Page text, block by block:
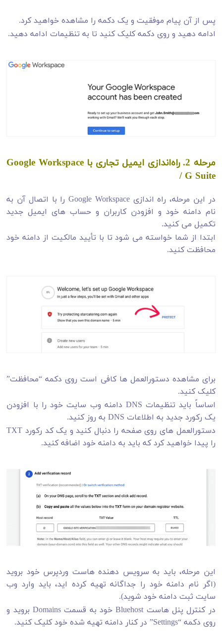
پس از آن پیام موفقیت و یک دکمه را مشاهده خواهید کرد.
ادامه دهید و روی دکمه کلیک کنید تا به تنظیمات ادامه دهید.
مرحله 2. راه‌اندازی ایمیل تجاری با Google Workspace
/ G Suite
در این مرحله، راه اندازی Google Workspace را با اتصال آن به
نام دامنه خود و افزودن کاربران و حساب های ایمیل جدید
تکمیل می کنید.
ابتدا از شما خواسته می شود تا با تأیید مالکیت از دامنه خود
محافظت کنید.
برای مشاهده دستورالعمل ها کافی است روی دکمه “محافظت”
کلیک کنید.
اساساً باید تنظیمات DNS دامنه وب سایت خود را با افزودن
یک رکورد جدید به اطلاعات DNS به روز کنید.
دستورالعمل های روی صفحه را دنبال کنید و یک کد رکورد TXT
را پیدا خواهید کرد که باید به دامنه خود اضافه کنید.
این مرحله، باید به سرویس دهنده هاست وردپرس خود بروید
(اگر نام دامنه خود را جداگانه تهیه کرده اید، باید وارد وب
سایت ثبت دامنه خود شوید).
در کنترل پنل هاست Bluehost خود به قسمت Domains بروید و
روی دکمه “Settings” در کنار دامنه تهیه شده خود کلیک کنید.